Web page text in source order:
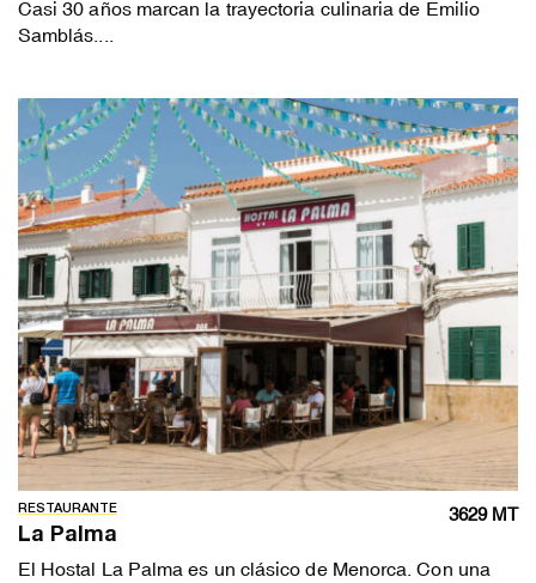
Casi 30 años marcan la trayectoria culinaria de Emilio
Samblás....
RESTAURANTE 3629 MT
La Palma
El Hostal La Palma es un clásico de Menorca. Con una